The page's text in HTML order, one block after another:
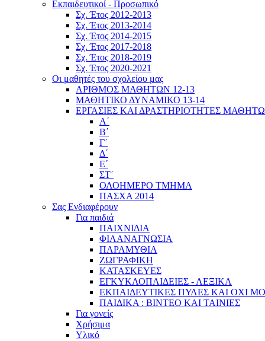
Εκπαιδευτικοί - Προσωπικό
Σχ. Έτος 2012-2013
Σχ. Έτος 2013-2014
Σχ. Έτος 2014-2015
Σχ. Έτος 2017-2018
Σχ. Έτος 2018-2019
Σχ. Έτος 2020-2021
Οι μαθητές του σχολείου μας
ΑΡΙΘΜΟΣ ΜΑΘΗΤΩΝ 12-13
ΜΑΘΗΤΙΚΟ ΔΥΝΑΜΙΚΟ 13-14
ΕΡΓΑΣΙΕΣ ΚΑΙ ΔΡΑΣΤΗΡΙΟΤΗΤΕΣ
Α΄
Β΄
Γ΄
Δ΄
Ε΄
ΣΤ΄
ΟΛΟΗΜΕΡΟ ΤΜΗΜΑ
ΠΑΣΧΑ 2014
Σας Ενδιαφέρουν
Για παιδιά
ΠΑΙΧΝΙΔΙΑ
ΦΙΛΑΝΑΓΝΩΣΙΑ
ΠΑΡΑΜΥΘΙΑ
ΖΩΓΡΑΦΙΚΗ
ΚΑΤΑΣΚΕΥΕΣ
ΕΓΚΥΚΛΟΠΑΙΔΕΙΕΣ - ΛΕΞΙΚΑ
ΕΚΠΑΙΔΕΥΤΙΚΕΣ ΠΥΛΕΣ ΚΑΙ ΟΧΙ
ΠΑΙΔΙΚΑ : ΒΙΝΤΕΟ ΚΑΙ ΤΑΙΝΙΕΣ
Για γονείς
Χρήσιμα
Υλικό